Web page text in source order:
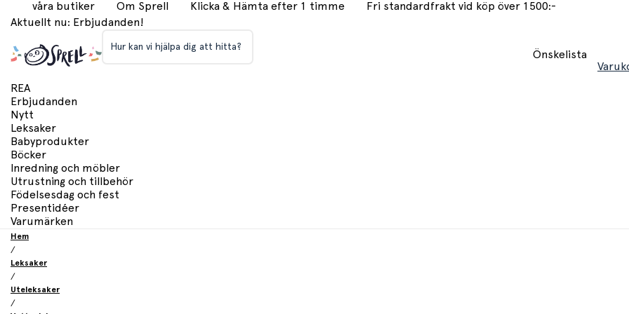
våra butiker Om Sprell Klicka & Hämta efter 1 timme
Fri standardfrakt vid köp över 1500:-
Aktuellt nu: Erbjudanden!
Hur kan vi hjälpa dig att hitta?
Önskelista
REA
Erbjudanden
Nytt
Leksaker
Babyprodukter
Böcker
Inredning och möbler
Utrustning och tillbehör
Födelsesdag och fest
Presentidéer
Varumärken
Hem
/
Leksaker
/
Uteleksaker
/